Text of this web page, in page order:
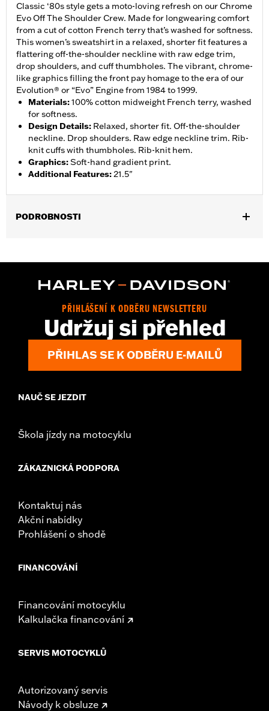
Classic ‘80s style gets a moto-loving refresh on our Chrome
Evo Off The Shoulder Crew. Made for longwearing comfort
from a cut of cotton French terry that’s washed for softness.
This women’s sweatshirt in a relaxed, shorter fit features a
flattering off-the-shoulder neckline with raw edge trim,
drop shoulders, and cuff thumbholes. The vibrant, chrome-
like graphics filling the front pay homage to the era of our
Evolution® or “Evo” Engine from 1984 to 1999.
Materials:100% cotton midweight French terry, washed
for softness.
Design Details: Relaxed, shorter fit. Off-the-shoulder
neckline. Drop shoulders. Raw edge neckline trim. Rib-
knit cuffs with thumbholes. Rib-knit hem.
Graphics:Soft-hand gradient print.
Additional Features:21.5"
PODROBNOSTI
WARRANTY:2 year limited warranty – Go towww.h-
Imported
PŘIHLÁŠENÍ K ODBĚRU NEWSLETTERU
Udržuj si přehled
PŘIHLAS SE K ODBĚRU E-MAILŮ
NAUČ SE JEZDIT
Škola jízdy na motocyklu
ZÁKAZNICKÁ PODPORA
Kontaktuj nás
Akční nabídky
Prohlášení o shodě
FINANCOVÁNÍ
Financování motocyklu
Kalkulačka financování
SERVIS MOTOCYKLŮ
Autorizovaný servis
Návody k obsluze